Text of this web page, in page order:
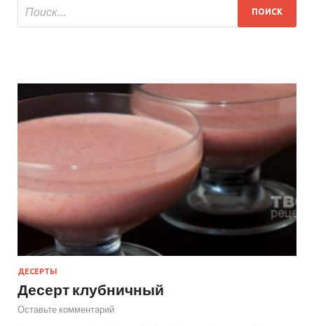
ДЕСЕРТЫ
Десерт клубничный
Оставьте комментарий